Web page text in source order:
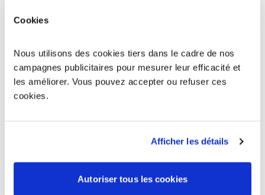
Cookies
Nous utilisons des cookies tiers dans le cadre de nos
campagnes publicitaires pour mesurer leur efficacité et
les améliorer. Vous pouvez accepter ou refuser ces
cookies.
Afficher les détails
Autoriser tous les cookies
45320 Courtenay
45330
Cléry-Saint-André